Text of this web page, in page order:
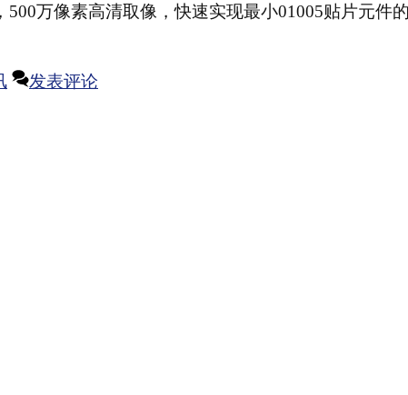
500万像素高清取像，快速实现最小01005贴片元件
发表评论